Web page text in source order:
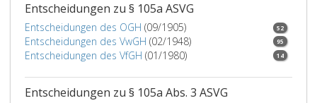
Entscheidungen zu § 105a ASVG
Entscheidungen des OGH (09/1905) 52
Entscheidungen des VwGH (02/1948) 95
Entscheidungen des VfGH (01/1980) 14
Entscheidungen zu § 105a Abs. 3 ASVG